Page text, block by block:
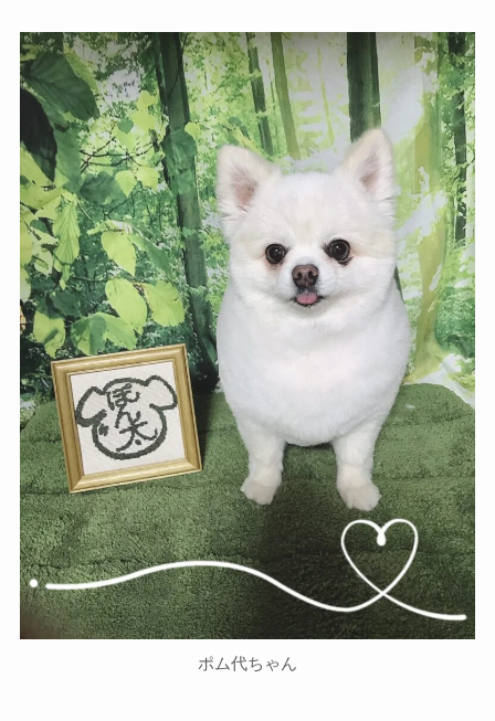
ポム代ちゃん